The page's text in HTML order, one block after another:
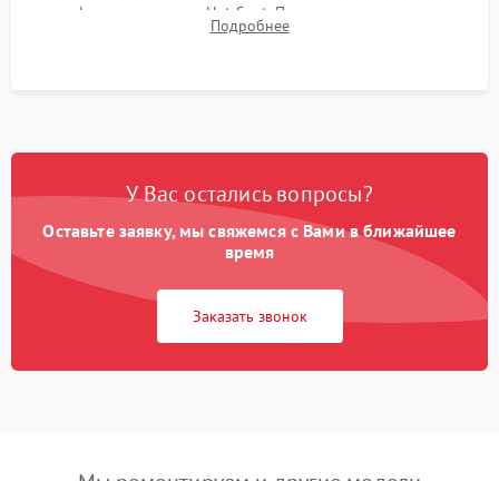
графического чипа и Hot Spot. Проверка на отсутствие
артефактов изображения, вылетов драйвера и зависаний.
Подробнее
У Вас остались вопросы?
Оставьте заявку, мы свяжемся с Вами в ближайшее
время
Заказать звонок